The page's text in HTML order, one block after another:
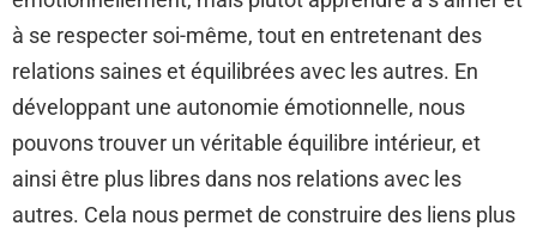
à se respecter soi-même, tout en entretenant des
relations saines et équilibrées avec les autres. En
développant une autonomie émotionnelle, nous
pouvons trouver un véritable équilibre intérieur, et
ainsi être plus libres dans nos relations avec les
autres. Cela nous permet de construire des liens plus